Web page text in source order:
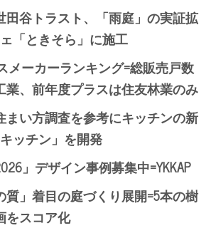
田谷トラスト、「雨庭」の実証拡
「ときそら」に施工
メーカーランキング=総販売戸数
、前年度プラスは住友林業のみ
い方調査を参考にキッチンの新
ッチン」を開発
」デザイン事例募集中=YKKAP
」着目の庭づくり展開=5本の樹
をスコア化